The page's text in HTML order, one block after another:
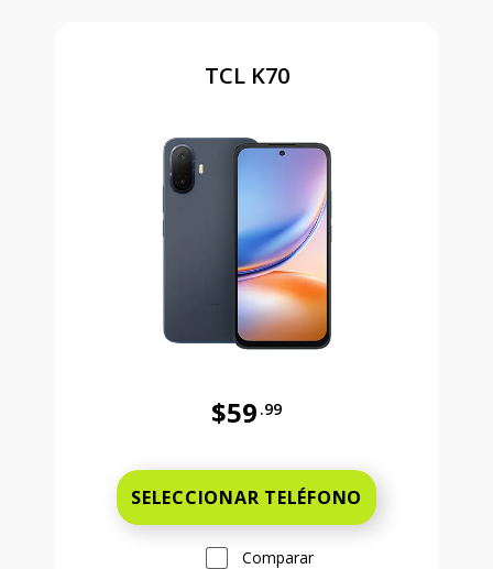
TCL K70
$59 .99
SELECCIONAR TELÉFONO
Comparar